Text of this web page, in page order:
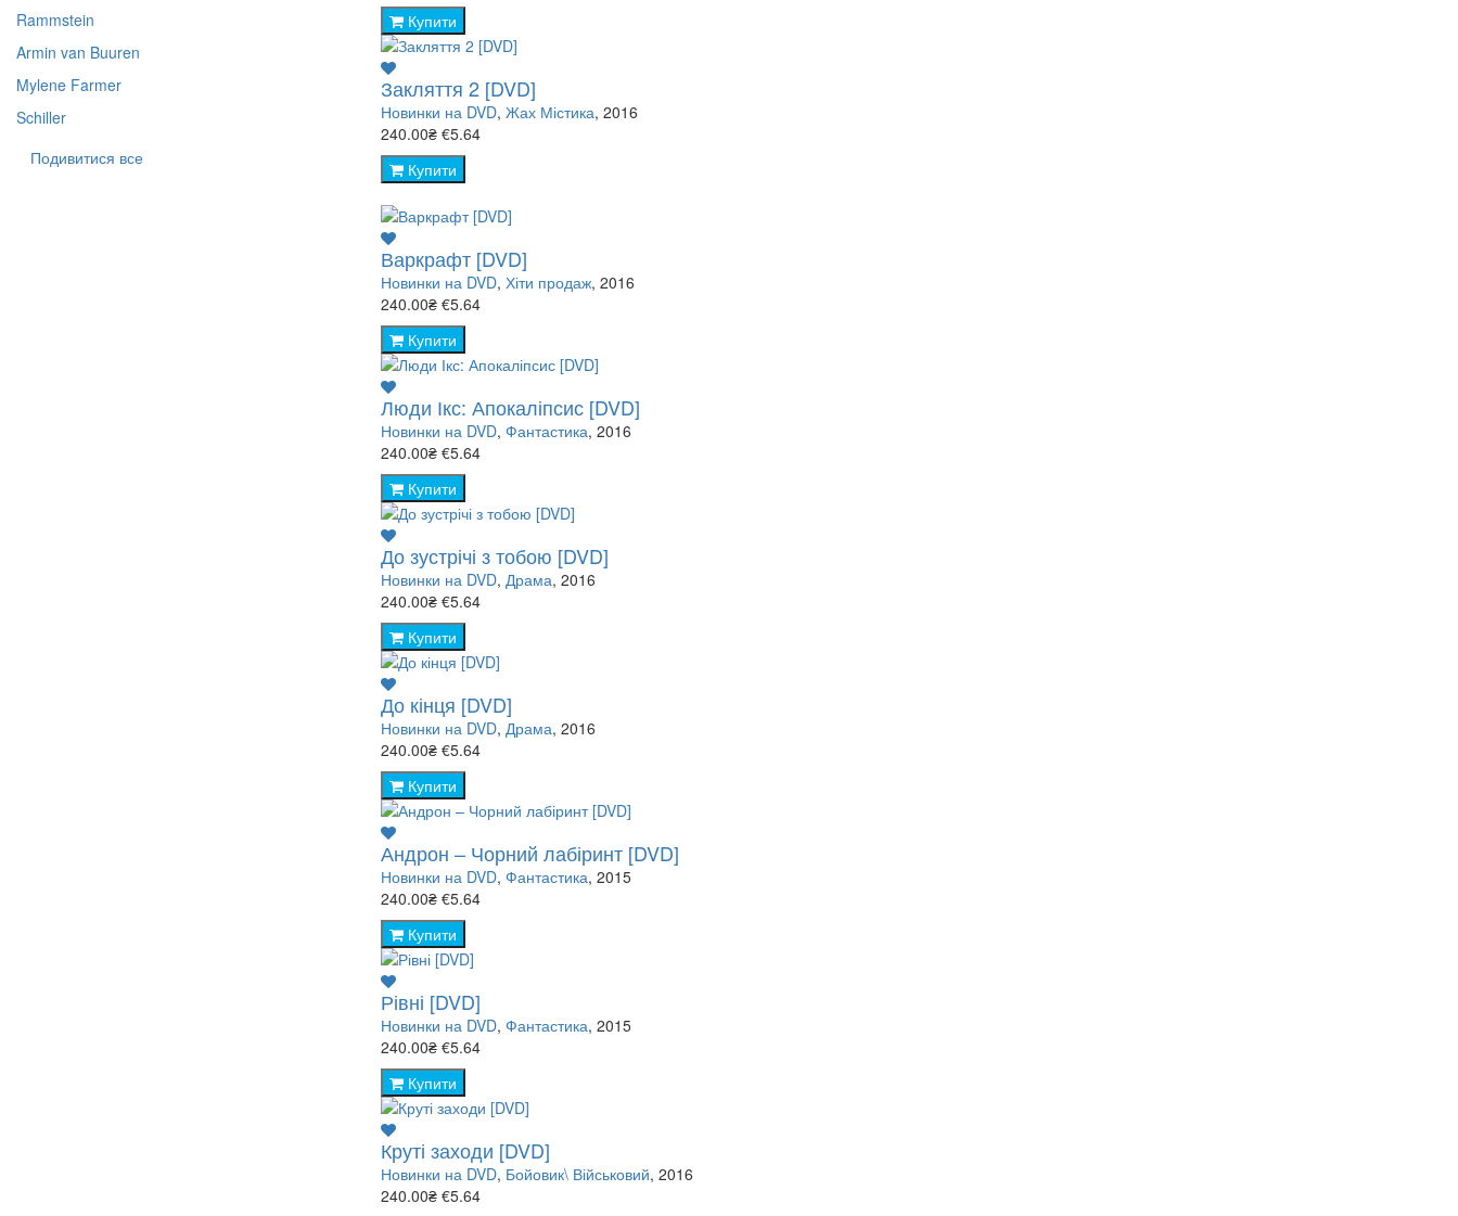
Rammstein
Armin van Buuren
Mylene Farmer
Schiller
Подивитися все
Купити
Закляття 2 [DVD]
Новинки на DVD, Жах Містика, 2016
240.00₴ €5.64
Купити
Варкрафт [DVD]
Новинки на DVD, Хіти продаж, 2016
240.00₴ €5.64
Купити
Люди Ікс: Апокаліпсис [DVD]
Новинки на DVD, Фантастика, 2016
240.00₴ €5.64
Купити
До зустрічі з тобою [DVD]
Новинки на DVD, Драма, 2016
240.00₴ €5.64
Купити
До кінця [DVD]
Новинки на DVD, Драма, 2016
240.00₴ €5.64
Купити
Андрон – Чорний лабіринт [DVD]
Новинки на DVD, Фантастика, 2015
240.00₴ €5.64
Купити
Рівні [DVD]
Новинки на DVD, Фантастика, 2015
240.00₴ €5.64
Купити
Круті заходи [DVD]
Новинки на DVD, Бойовик\ Військовий, 2016
240.00₴ €5.64